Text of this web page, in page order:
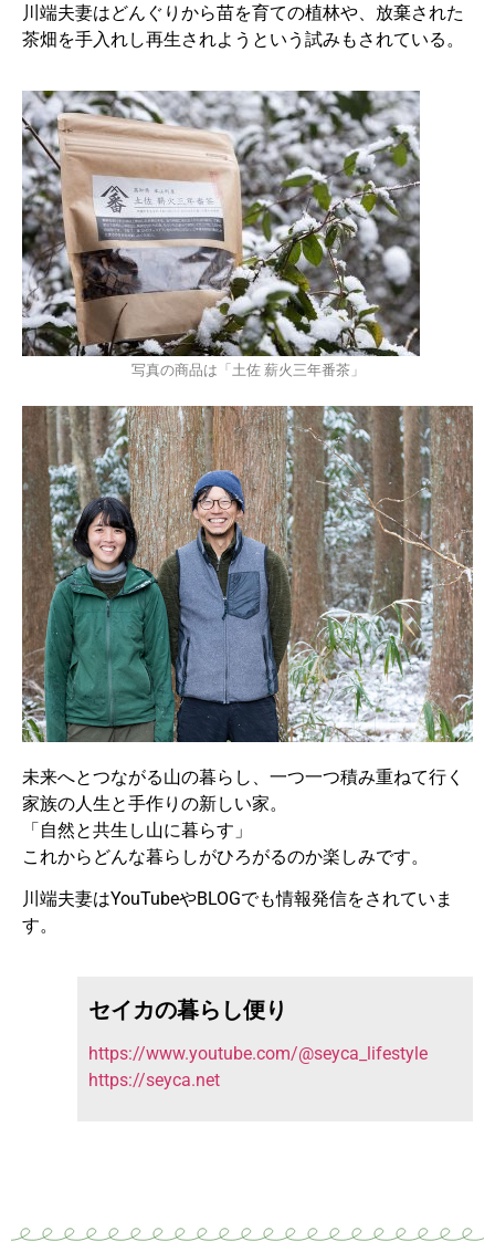
川端夫妻はどんぐりから苗を育ての植林や、放棄された
茶畑を手入れし再生されようという試みもされている。
写真の商品は「土佐 薪火三年番茶」
未来へとつながる山の暮らし、一つ一つ積み重ねて行く
家族の人生と手作りの新しい家。
「自然と共生し山に暮らす」
これからどんな暮らしがひろがるのか楽しみです。
川端夫妻はYouTubeやBLOGでも情報発信をされていま
す。
セイカの暮らし便り
https://www.youtube.com/@seyca_lifestyle
https://seyca.net